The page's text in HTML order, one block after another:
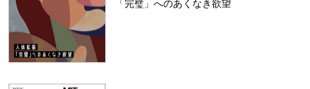
「完璧」へのあくなき欲望